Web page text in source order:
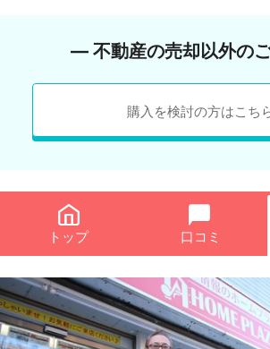
― 不動産の売却以外の
購入を検討の方はこち
トップ 口コミ